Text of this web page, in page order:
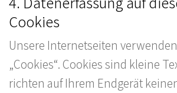
Cookies
Unsere Internetseiten
„Cookies“. Cookies sind kleine
richten auf Ihrem Endgerät